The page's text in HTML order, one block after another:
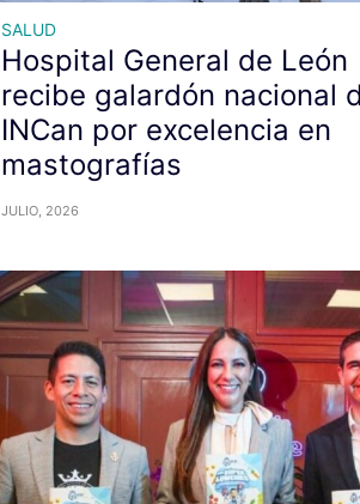
SALUD
Hospital General de León
recibe galardón nacional
INCan por excelencia en
mastografías
JULIO, 2026